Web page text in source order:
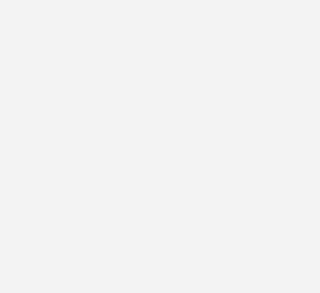
bis Ende der Dekade
die Hälfte der Leistung auf
geht durch die Decke
erwartet